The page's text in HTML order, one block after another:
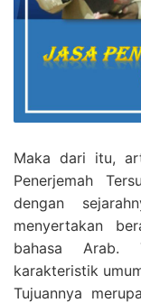
Maka dari itu,
Penerjemah
dengan
menyertakan
bahasa Arab.
karakteristik
Tujuannya